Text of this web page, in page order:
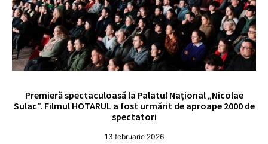
Premieră spectaculoasă la Palatul Național „Nicolae
Sulac”. Filmul HOTARUL a fost urmărit de aproape 2000 de
spectatori
13 februarie 2026